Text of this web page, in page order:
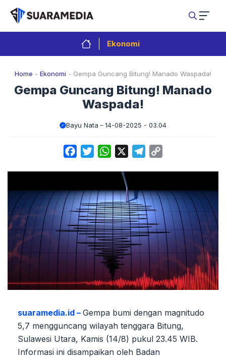
Langsung
isi
Ekonomi
Home - Ekonomi - Gempa Guncang Bitung! Manado Waspada!
Gempa Guncang Bitung! Manado
Waspada!
Bayu Nata 14-08-2025 - 03.04
FacebookTwitterWhatsApp Telegram
suaramedia.id – Gempa bumi dengan magnitudo
5,7 mengguncang wilayah tenggara Bitung,
Sulawesi Utara, Kamis (14/8) pukul 23.45 WIB.
Informasi ini disampaikan oleh Badan